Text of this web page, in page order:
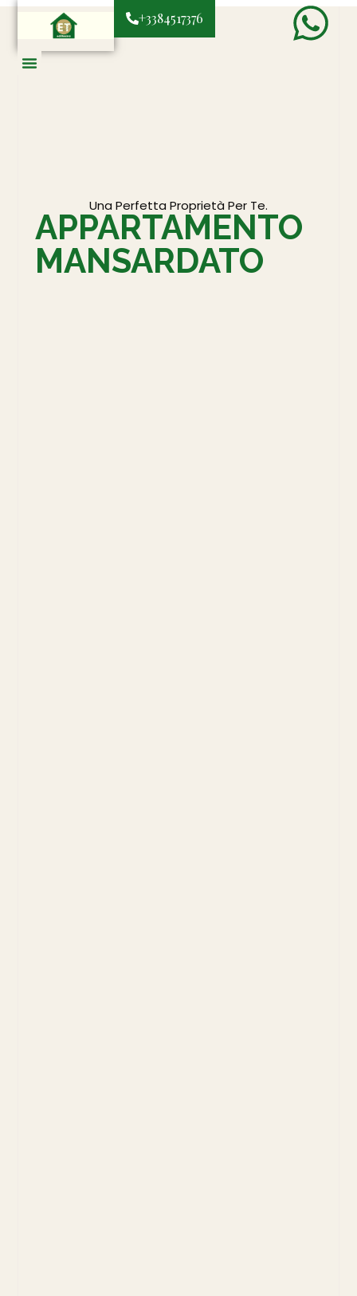
+3384517376
Una Perfetta Proprietà Per Te.
APPARTAMENTO
MANSARDATO